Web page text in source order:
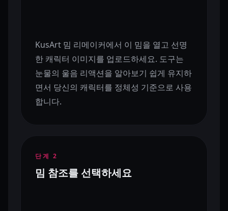
KusArt 밈 리메이커에서 이 밈을 열고 선명
한 캐릭터 이미지를 업로드하세요. 도구는
눈물의 울음 리액션을 알아보기 쉽게 유지하
면서 당신의 캐릭터를 정체성 기준으로 사용
합니다.
단계 2
밈 참조를 선택하세요